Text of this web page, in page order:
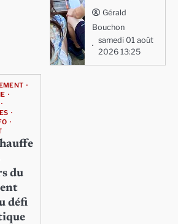
Gérald
Bouchon
samedi 01 août
2026 13:25
du
défi